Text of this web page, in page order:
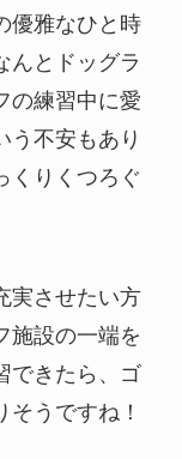
優雅なひと時
んとドッグラ
の練習中に愛
う不安もあり
くりくつろぐ
実させたい方
施設の一端を
できたら、ゴ
うですね！